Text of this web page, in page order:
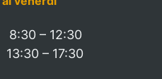
8:30 – 12:30
13:30 – 17:30